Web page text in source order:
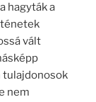
hagyták a
vált
tulajdonosok
nem